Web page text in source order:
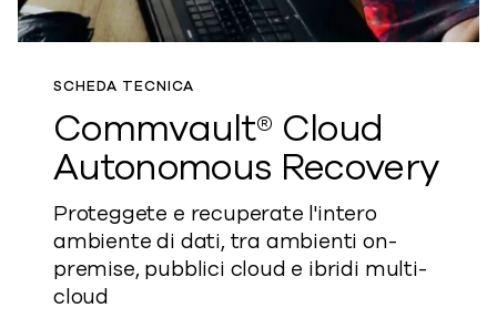
SCHEDA TECNICA
Commvault® Cloud
Autonomous Recovery
Proteggete e recuperate l'intero
ambiente di dati, tra ambienti on-
premise, pubblici cloud e ibridi multi-
cloud